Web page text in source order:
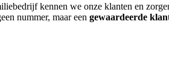
kennen we onze klanten en
nummer, maar een gewaardeerde